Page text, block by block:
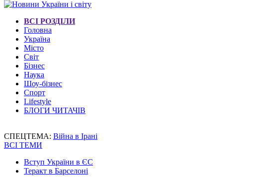
ВСІ РОЗДІЛИ
Головна
Україна
Місто
Світ
Бізнес
Наука
Шоу-бізнес
Спорт
Lifestyle
БЛОГИ ЧИТАЧІВ
СПЕЦТЕМА: Війна в Ірані
ВСІ ТЕМИ
Вступ України в ЄС
Теракт в Барселоні